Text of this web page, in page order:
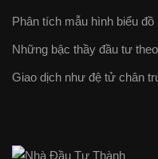
Phân tích mẫu hình biểu đồ
Những bậc thầy đầu tư
Giao dịch như đệ tử chân